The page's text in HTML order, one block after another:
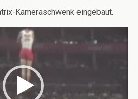
Kameraschwenk eingebaut.